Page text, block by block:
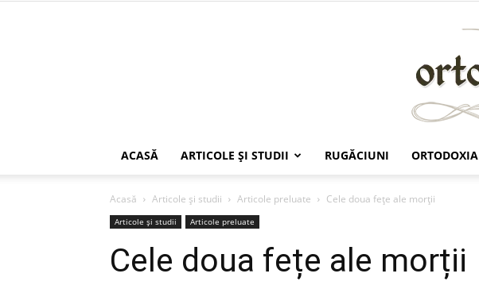
ACASĂ ARTICOLE ŞI STUDII RUGĂCIUNI ORTODOXIA
Acasă Articole şi studii Articole preluate Cele doua fețe ale morții
Articole şi studii Articole preluate
Cele doua fețe ale morții